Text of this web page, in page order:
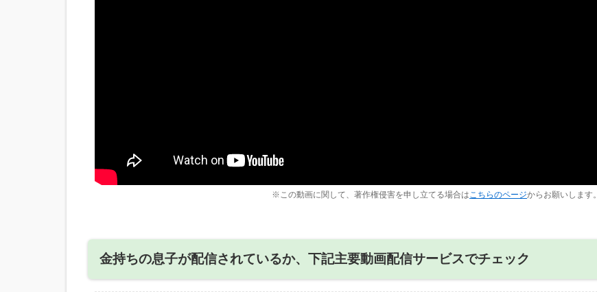
※この動画に関して、著作権侵害を申し立てる場合は こちらのページからお願いします。
金持ちの息子が配信されているか、下記主要動画配信サービスでチェック